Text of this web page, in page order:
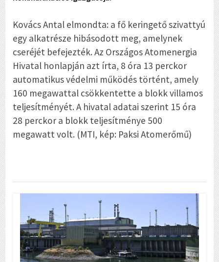
Kovács Antal elmondta: a fő keringető szivattyú
egy alkatrésze hibásodott meg, amelynek
cseréjét befejezték. Az Országos Atomenergia
Hivatal honlapján azt írta, 8 óra 13 perckor
automatikus védelmi működés történt, amely
160 megawattal csökkentette a blokk villamos
teljesítményét. A hivatal adatai szerint 15 óra
28 perckor a blokk teljesítménye 500
megawatt volt. (MTI, kép: Paksi Atomerőmű)